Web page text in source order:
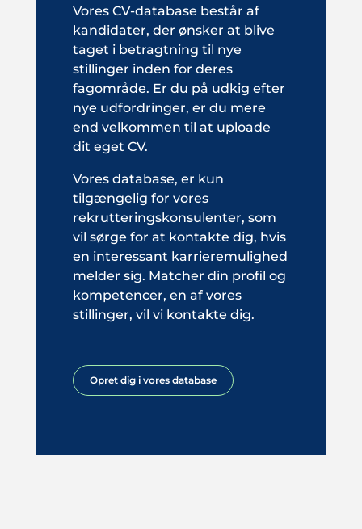
Vores CV-database består af
kandidater, der ønsker at blive
taget i betragtning til nye
stillinger inden for deres
fagområde. Er du på udkig efter
nye udfordringer, er du mere
end velkommen til at uploade
dit eget CV.
Vores database, er kun
tilgængelig for vores
rekrutteringskonsulenter, som
vil sørge for at kontakte dig, hvis
en interessant karrieremulighed
melder sig. Matcher din profil og
kompetencer, en af vores
stillinger, vil vi kontakte dig.
Opret dig i vores database